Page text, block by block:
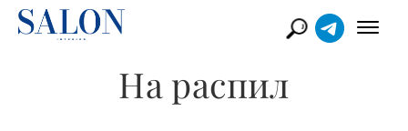
На распил